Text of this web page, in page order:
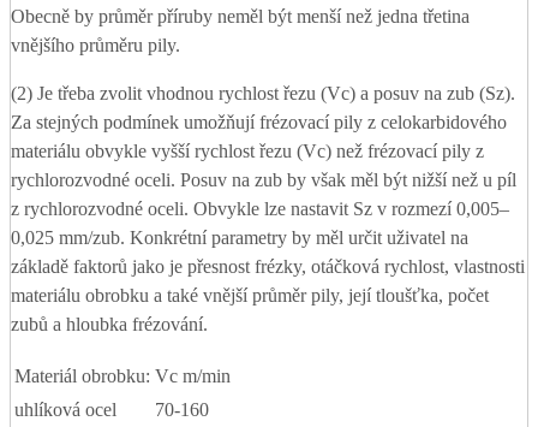
Obecně by průměr příruby neměl být menší než jedna třetina
vnějšího průměru pily.
(2) Je třeba zvolit vhodnou rychlost řezu (Vc) a posuv na zub (Sz).
Za stejných podmínek umožňují frézovací pily z celokarbidového
materiálu obvykle vyšší rychlost řezu (Vc) než frézovací pily z
rychlorozvodné oceli. Posuv na zub by však měl být nižší než u píl
z rychlorozvodné oceli. Obvykle lze nastavit Sz v rozmezí 0,005–
0,025 mm/zub. Konkrétní parametry by měl určit uživatel na
základě faktorů jako je přesnost frézky, otáčková rychlost, vlastnosti
materiálu obrobku a také vnější průměr pily, její tloušťka, počet
zubů a hloubka frézování.
Materiál obrobku: Vc m/min
uhlíková ocel
70-160